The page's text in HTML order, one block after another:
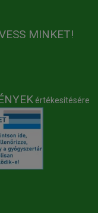
MINKET!
értékesítésére